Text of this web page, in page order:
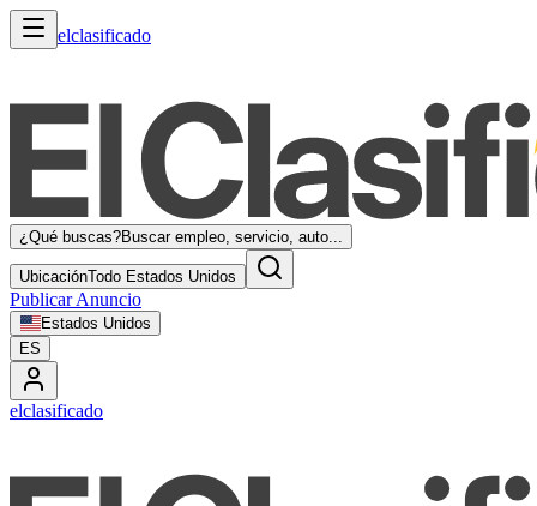
elclasificado
¿Qué buscas?Buscar empleo, servicio, auto...
UbicaciónTodo Estados Unidos
Publicar Anuncio
Estados Unidos
ES
elclasificado